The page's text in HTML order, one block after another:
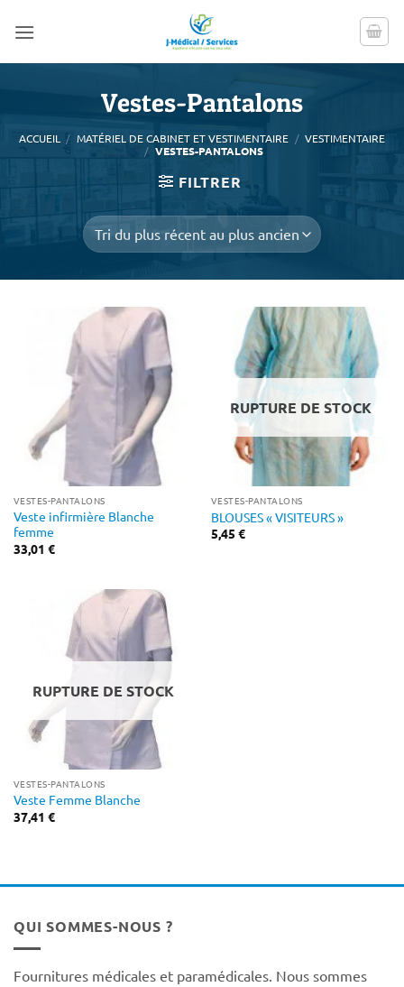
Vestes-Pantalons
ACCUEIL / MATÉRIEL DE CABINET ET VESTIMENTAIRE / VESTIMENTAIRE
/ VESTES-PANTALONS
FILTRER
VESTES-PANTALONS
Veste infirmière Blanche
femme
33,01 €
RUPTURE DE STOCK
VESTES-PANTALONS
BLOUSES « VISITEURS »
5,45 €
RUPTURE DE STOCK
VESTES-PANTALONS
Veste Femme Blanche
37,41 €
QUI SOMMES-NOUS ?
Fournitures médicales et paramédicales. Nous sommes